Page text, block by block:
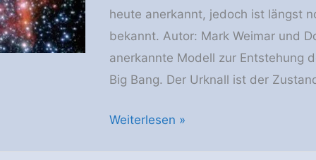
heute anerkannt, jedoch ist längst
bekannt. Autor: Mark Weimar und
anerkannte Modell zur Entstehung
Big Bang. Der Urknall ist der
Der
Weiterlesen »